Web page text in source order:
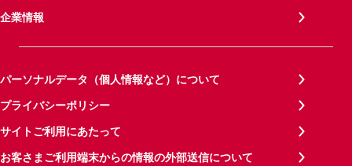
企業情報
パーソナルデータ（個人情報など）について
プライバシーポリシー
サイトご利用にあたって
お客さまご利用端末からの情報の外部送信について